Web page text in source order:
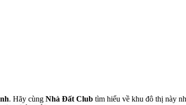
. Hãy cùng Nhà Đất Club tìm hiểu về khu đô thị này